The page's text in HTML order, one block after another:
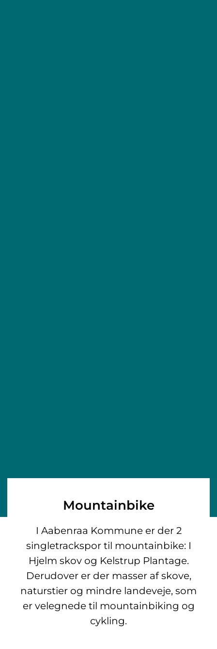
Mountainbike
I Aabenraa Kommune er der 2
singletrackspor til mountainbike: I
Hjelm skov og Kelstrup Plantage.
Derudover er der masser af skove,
naturstier og mindre landeveje, som
er velegnede til mountainbiking og
cykling.